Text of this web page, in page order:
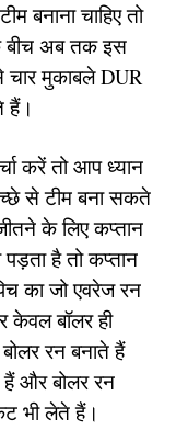
बनाना चाहिए तो
बीच अब तक इस
मुकाबले DUR
हैं।
करें तो आप ध्यान
से टीम बना सकते
के लिए कप्तान
पड़ता है तो कप्तान
का जो एवरेज रन
केवल बॉलर ही
रन बनाते हैं
और बोलर रन
भी लेते हैं।